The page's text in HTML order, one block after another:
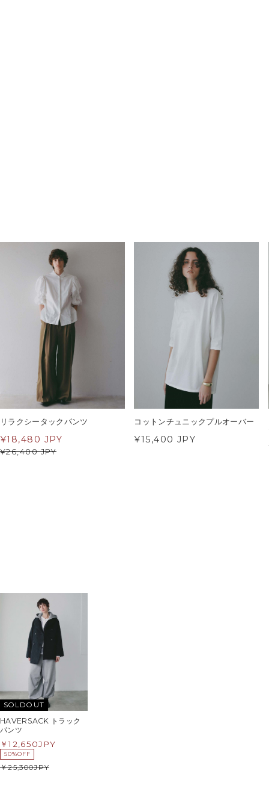
リラクシータックパンツ
¥26,400 JPY
¥18,480 JPY
コットンチュニックプルオーバー
¥15,400 JPY
SOLDOUT
HAVERSACK トラック
パンツ
12,650JPY
50%OFF
25,300JPY